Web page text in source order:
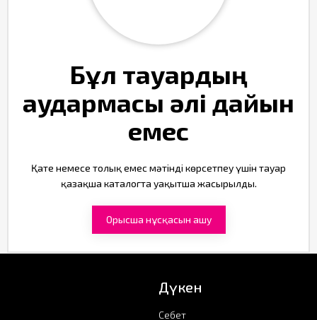
Бұл тауардың
аудармасы әлі дайын
емес
Қате немесе толық емес мәтінді көрсетпеу үшін тауар
қазақша каталогта уақытша жасырылды.
Орысша нұсқасын ашу
Дүкен
Себет